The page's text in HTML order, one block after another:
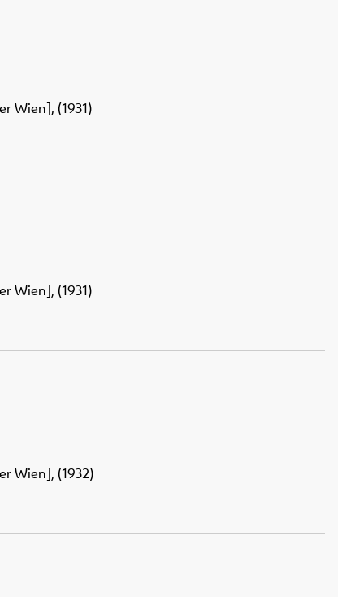
Wien], (1931)
Wien], (1931)
Wien], (1932)